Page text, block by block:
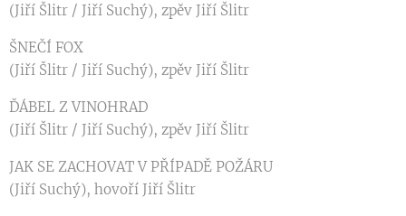
(Jiří Šlitr / Jiří Suchý), zpěv Jiří Šlitr
ŠNEČÍ FOX
(Jiří Šlitr / Jiří Suchý), zpěv Jiří Šlitr
ĎÁBEL Z VINOHRAD
(Jiří Šlitr / Jiří Suchý), zpěv Jiří Šlitr
JAK SE ZACHOVAT V PŘÍPADĚ POŽÁRU
(Jiří Suchý), hovoří Jiří Šlitr